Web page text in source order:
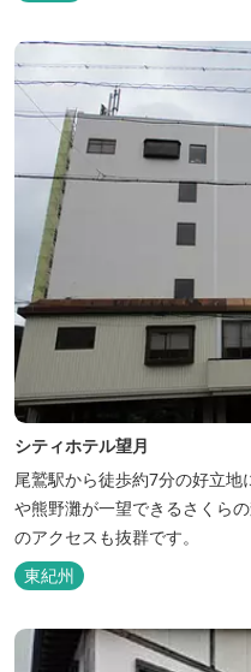
シティホテル望月
尾鷲駅から徒歩約7分の好立
や熊野灘が一望できるさくら
のアクセスも抜群です。
東紀州